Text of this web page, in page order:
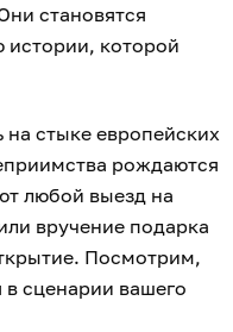
становятся
истории, которой
на стыке европейских
рождаются
любой выезд на
вручение подарка
Посмотрим,
сценарии вашего